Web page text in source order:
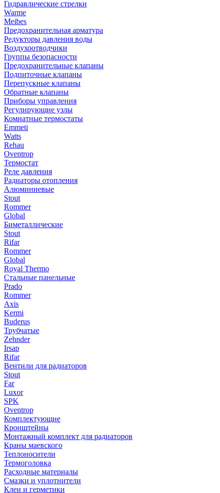
Гидравлические стрелки
Warme
Meibes
Предохранительная арматура
Редукторы давления воды
Воздухоотводчики
Группы безопасности
Предохранительные клапаны
Подпиточные клапаны
Перепускные клапаны
Обратные клапаны
Приборы управления
Регулирующие узлы
Комнатные термостаты
Emmeti
Watts
Rehau
Oventrop
Термостат
Реле давления
Радиаторы отопления
Алюминиевые
Stout
Rommer
Global
Биметаллические
Stout
Rifar
Rommer
Global
Royal Thermo
Стальные панельные
Prado
Rommer
Axis
Kermi
Buderus
Трубчатые
Zehnder
Irsap
Rifar
Вентили для радиаторов
Stout
Far
Luxor
SPK
Oventrop
Комплектующие
Кронштейны
Монтажный комплект для радиаторов
Краны маевского
Теплоносители
Термоголовка
Расходные материалы
Смазки и уплотнители
Клеи и герметики